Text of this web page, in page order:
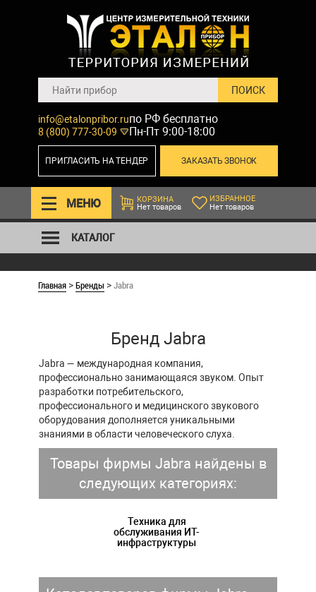
info@etalonpribor.ru
8 (800) 777-30-09
по РФ бесплатно
Пн-Пт 9:00-18:00
ЗАКАЗАТЬ ЗВОНОК
ПРИГЛАСИТЬ НА ТЕНДЕР
МЕНЮ
КОРЗИНА
Нет товаров
ИЗБРАННОЕ
Нет товаров
КАТАЛОГ
Главная >Бренды >Jabra
Бренд Jabra
Jabra — международная компания,
профессионально занимающаяся звуком. Опыт
разработки потребительского,
профессионального и медицинского звукового
оборудования дополняется уникальными
знаниями в области человеческого слуха.
Товары фирмы Jabra найдены в
следующих категориях:
Техника для
обслуживания ИТ-
инфраструктуры